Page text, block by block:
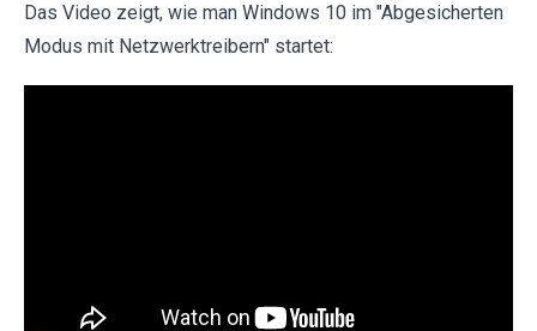
Das Video zeigt, wie man Windows 10 im "Abgesicherten
Modus mit Netzwerktreibern" startet: